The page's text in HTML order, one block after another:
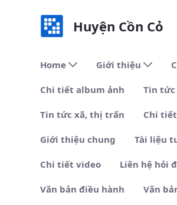
Huyện Cồn Cỏ
Home Giới thiệu
Chi tiết album ảnh Tin tức
Tin tức xã, thị trấn Chi
Giới thiệu chung Tài liệu
Chi tiết video Liên hệ hỏi
Văn bản điều hành Văn